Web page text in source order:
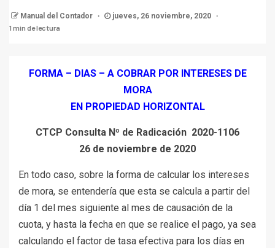
Manual del Contador
jueves, 26 noviembre, 2020
1 min de lectura
FORMA – DIAS – A COBRAR POR INTERESES DE
MORA
EN PROPIEDAD HORIZONTAL
CTCP Consulta Nº de Radicación 2020-1106
26 de noviembre de 2020
En todo caso, sobre la forma de calcular los intereses
de mora, se entendería que esta se calcula a partir del
día 1 del mes siguiente al mes de causación de la
cuota, y hasta la fecha en que se realice el pago, ya sea
calculando el factor de tasa efectiva para los días en